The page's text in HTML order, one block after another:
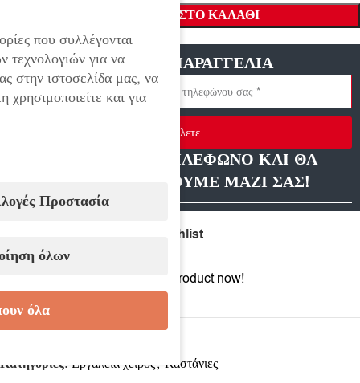
ΠΡΟΣΘΉΚΗ ΣΤΟ ΚΑΛΆΘΙ
ΓΡΗΓΟΡΗ ΠΑΡΑΓΓΕΛΙΑ
Στείλετε
ΑΦΗΣΤΕ ΜΑΣ ΤΗΛΕΦΩΝΟ ΚΑΙ ΘΑ
ΕΠΙΚΟΙΝΩΝΗΣΟΥΜΕ ΜΑΖΙ ΣΑΣ!
Add to wishlist
People watching this product now!
Κατηγορίες: Εργαλεία χειρός, Καστάνιες
που συλλέγονται
για να
στην ιστοσελίδα μας, να
και για
Προστασία
όλων
όλα